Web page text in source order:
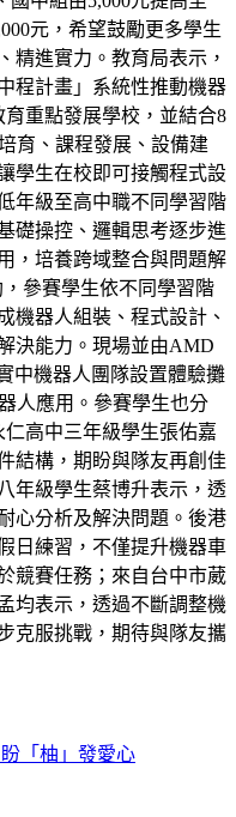
元，希望鼓勵更多學生
精進實力。教育局表示，
程計畫」系統性推動機器
重點發展學校，並結合8
育、課程發展、設備建
學生在校即可接觸程式設
年級至高中職不同學習階
礎操控、邏輯思考逐步進
，培養跨域整合與問題解
參賽學生依不同學習階
機器人組裝、程式設計、
決能力。現場並由AMD
中機器人團隊設置體驗攤
人應用。參賽學生也分
高中三年級學生張佑嘉
結構，期盼與隊友再創佳
年級學生蔡博升表示，透
心分析及解決問題。後港
日練習，不僅提升機器車
競賽任務；來自台中市葳
均表示，透過不斷調整機
克服挑戰，期待與隊友攜
「柚」發愛心